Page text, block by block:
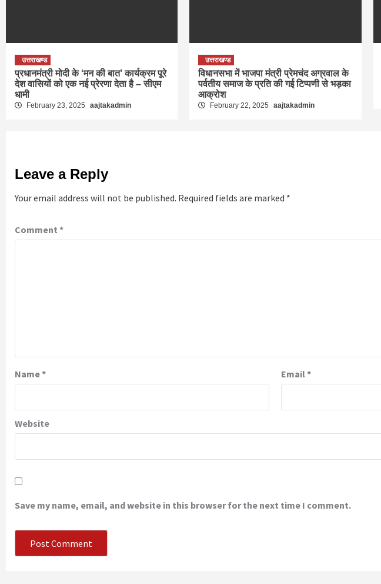
उत्तराखण्ड
प्रधानमंत्री मोदी के ‘मन की बात’ कार्यक्रम पूरे
देश वासियों को एक नई प्रेरणा देता है – सीएम
धामी
February 23, 2025 aajtakadmin
उत्तराखण्ड
विधानसभा में भाजपा मंत्री प्रेमचंद अग्रवाल के
पर्वतीय समाज के प्रति की गई टिप्पणी से भड़का
आक्रोश
February 22, 2025 aajtakadmin
Leave a Reply
Your email address will not be published. Required fields are marked *
Comment *
Name* Email*
Website
Save my name, email, and website in this browser for the next time I comment.